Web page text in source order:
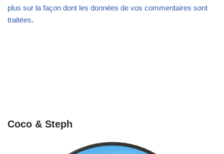
plus sur la façon dont les données de vos commentaires sont
traitées.
Coco & Steph